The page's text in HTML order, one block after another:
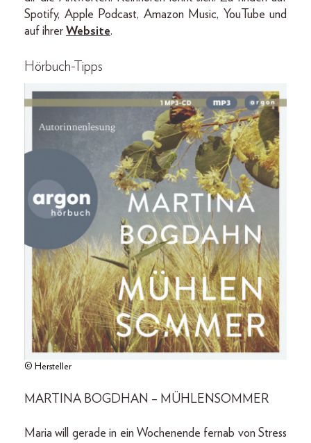
Spotify, Apple Podcast, Amazon Music, YouTube und
auf ihrer Website.
Hörbuch-Tipps
© Hersteller
MARTINA BOGDHAN – MÜHLENSOMMER
Maria will gerade in ein Wochenende fernab von Stress